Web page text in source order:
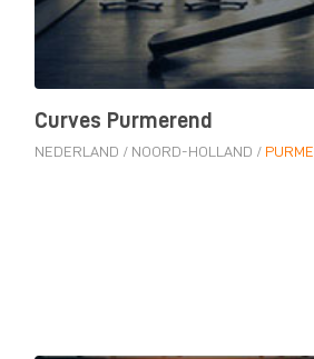
Curves Purmerend
NEDERLAND / NOORD-HOLLAND /